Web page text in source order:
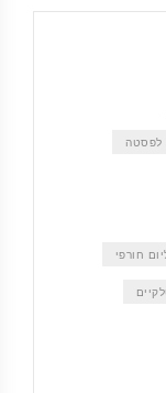
לפסטה
חורפי